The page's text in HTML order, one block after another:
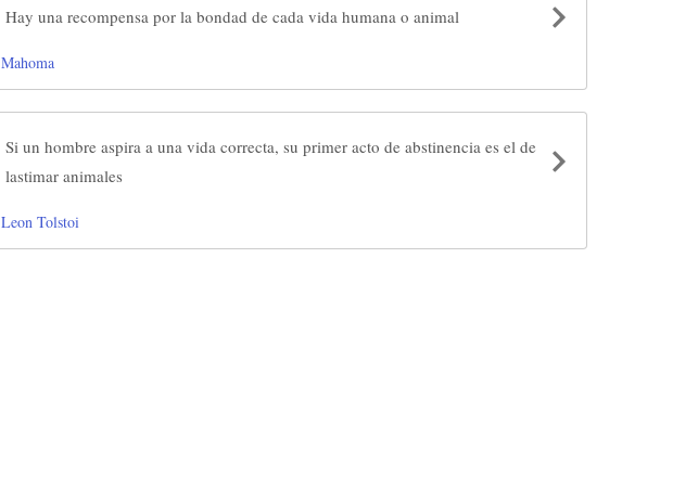
Hay una recompensa por la bondad de cada vida humana o animal
Mahoma
Si un hombre aspira a una vida correcta, su primer acto de abstinencia es el de
lastimar animales
Leon Tolstoi